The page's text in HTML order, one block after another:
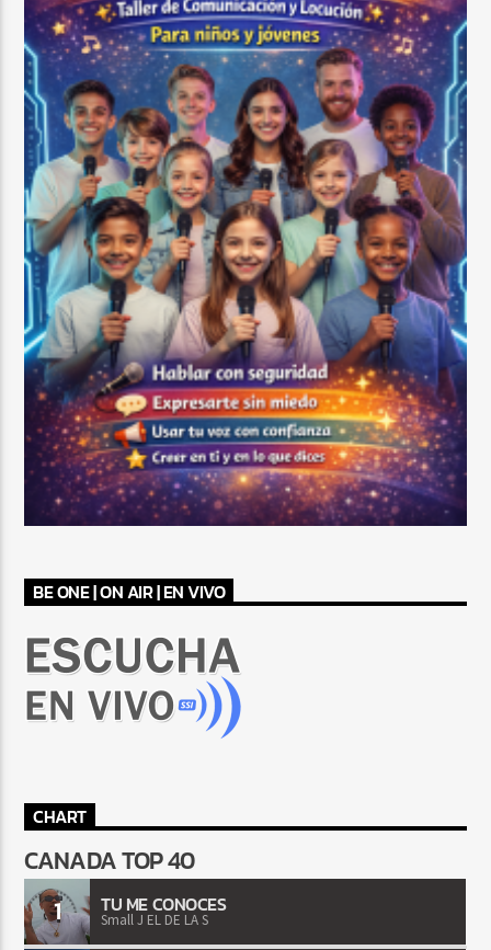
BE ONE | ON AIR | EN VIVO
CHART
CANADA TOP 40
1 TU ME CONOCES
Small J EL DE LA S